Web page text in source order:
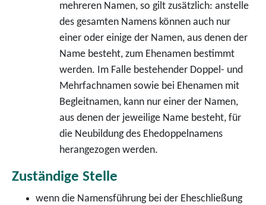
mehreren Namen, so gilt zusätzlich: anstelle
des gesamten Namens können auch nur
einer oder einige der Namen, aus denen der
Name besteht, zum Ehenamen bestimmt
werden. Im Falle bestehender Doppel- und
Mehrfachnamen sowie bei Ehenamen mit
Begleitnamen, kann nur einer der Namen,
aus denen der jeweilige Name besteht, für
die Neubildung des Ehedoppelnamens
herangezogen werden.
Zuständige Stelle
wenn die Namensführung bei der Eheschließung